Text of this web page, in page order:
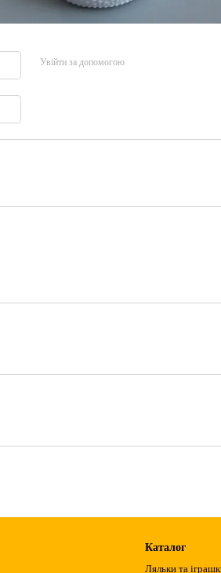
Увійти за допомогою
Каталог
Ляльки та